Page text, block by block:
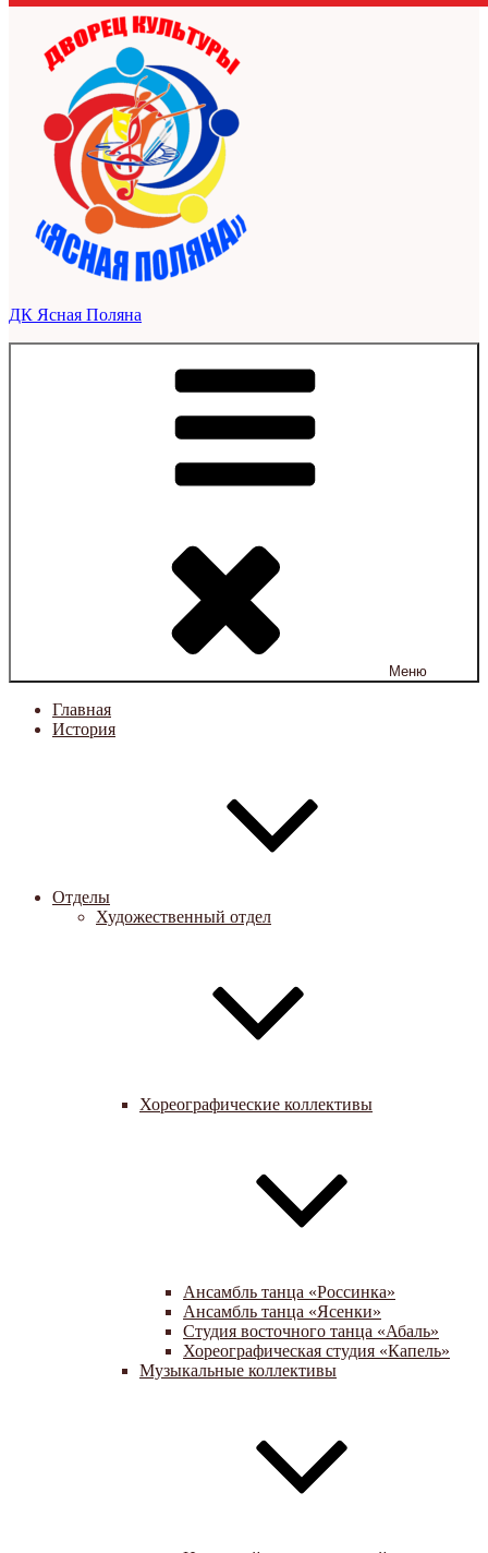
ДК Ясная Поляна
Меню
Главная
История
Отделы
Художественный отдел
Хореографические коллективы
Ансамбль танца «Россинка»
Ансамбль танца «Ясенки»
Студия восточного танца «Абаль»
Хореографическая студия «Капель»
Музыкальные коллективы